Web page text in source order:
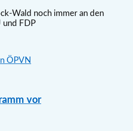
Wald noch immer an den
und FDP
vor